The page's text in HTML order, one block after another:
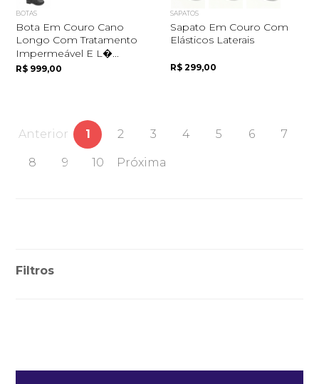
BOTAS
Bota Em Couro Cano
Longo Com Tratamento
Impermeável E L�...
R$ 999,00
SAPATOS
Sapato Em Couro Com
Elásticos Laterais
R$ 299,00
Anterior 1 2 3 4 5 6 7
8 9 10 Próxima
Filtros